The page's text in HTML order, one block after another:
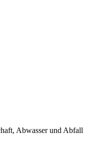
Abwasser und Abfall